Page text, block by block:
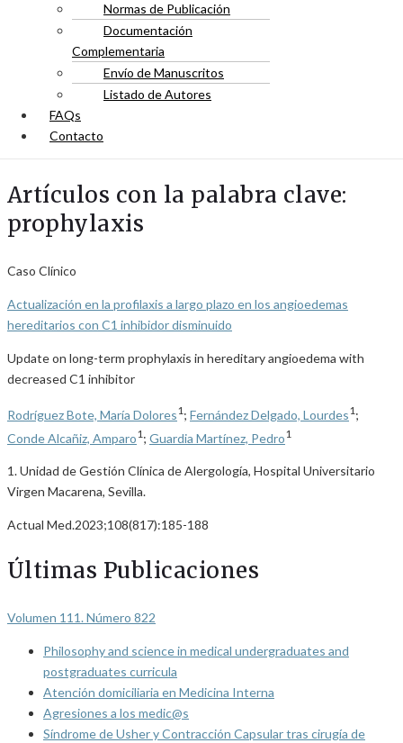
Normas de Publicación
Documentación
Complementaria
Envío de Manuscritos
Listado de Autores
FAQs
Contacto
Artículos con la palabra clave:
prophylaxis
Caso Clínico
Actualización en la profilaxis a largo plazo en los angioedemas
hereditarios con C1 inhibidor disminuido
Update on long-term prophylaxis in hereditary angioedema with
decreased C1 inhibitor
Rodríguez Bote, María Dolores1 ; Fernández Delgado, Lourdes1 ;
Conde Alcañiz, Amparo1 ; Guardia Martínez, Pedro1
1. Unidad de Gestión Clínica de Alergología, Hospital Universitario
Virgen Macarena, Sevilla.
Actual Med.2023;108(817):185-188
Últimas Publicaciones
Volumen 111. Número 822
Philosophy and science in medical undergraduates and
postgraduates curricula
Atención domiciliaria en Medicina Interna
Agresiones a los medic@s
Síndrome de Usher y Contracción Capsular tras cirugía de